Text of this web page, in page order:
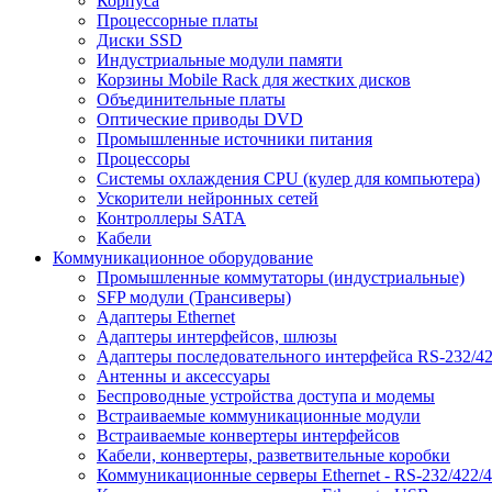
Процессорные платы
Диски SSD
Индустриальные модули памяти
Корзины Mobile Rack для жестких дисков
Объединительные платы
Оптические приводы DVD
Промышленные источники питания
Процессоры
Системы охлаждения CPU (кулер для компьютера)
Ускорители нейронных сетей
Контроллеры SATA
Кабели
Коммуникационное оборудование
Промышленные коммутаторы (индустриальные)
SFP модули (Трансиверы)
Адаптеры Ethernet
Адаптеры интерфейсов, шлюзы
Адаптеры последовательного интерфейса RS-232/
Антенны и аксессуары
Беспроводные устройства доступа и модемы
Встраиваемые коммуникационные модули
Встраиваемые конвертеры интерфейсов
Кабели, конвертеры, разветвительные коробки
Коммуникационные серверы Ethernet - RS-232/422/